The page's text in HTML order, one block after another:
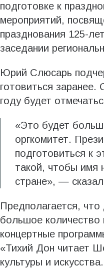
подготовке к
мероприятий,
празднования 125-
заседании
Юрий Слюсарь
готовиться
году будет
«Это будет
оргкомитет.
подготовиться к
такой, чтобы имя
стране», —
Предполагается,
большое количество
концертные
«Тихий Дон читает
культуры и